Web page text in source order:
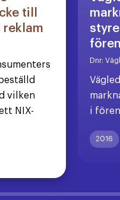
till
vilken
NIX-
Dnr:
i
2016